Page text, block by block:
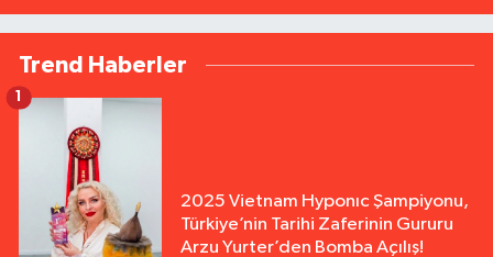
Trend Haberler
2025 Vietnam Hyponıc Şampiyonu,
Türkiye’nin Tarihi Zaferinin Gururu
Arzu Yurter’den Bomba Açılış!
1